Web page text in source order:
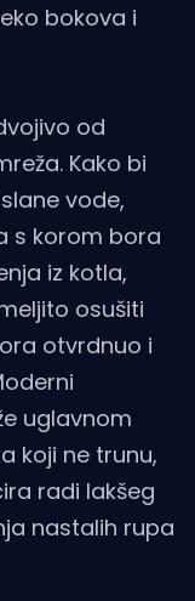
bokova i
od
Kako bi
vode,
s korom bora
iz kotla,
osušiti
otvrdnuo i
uglavnom
koji ne trunu,
radi lakšeg
nastalih rupa